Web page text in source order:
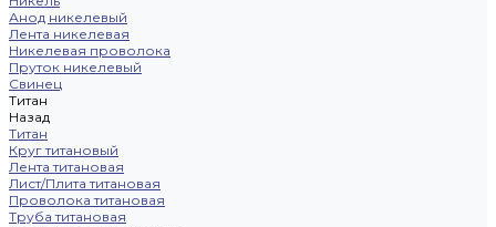
Анод никелевый
Лента никелевая
Никелевая проволока
Пруток никелевый
Свинец
Титан
Назад
Титан
Круг титановый
Лента титановая
Лист/Плита титановая
Проволока титановая
Труба титановая